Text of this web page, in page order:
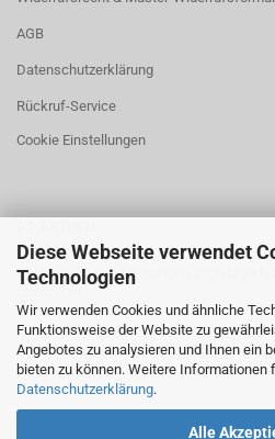
Diese Webseite verwendet
Technologien
Wir verwenden Cookies und ähnliche
Funktionsweise der Website zu
Angebotes zu analysieren und Ihnen ein
bieten zu können. Weitere Informationen
Datenschutzerklärung.
Alle
AGB
Datenschutzerklärung
Rückruf-Service
Cookie Einstellungen
Neuigkeiten und Meinungen auch täglich